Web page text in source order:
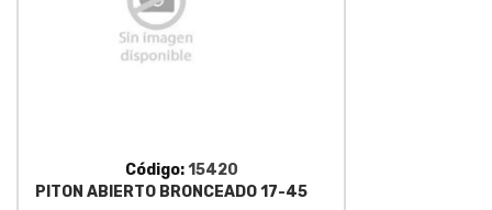
Código:15420
PITON ABIERTO BRONCEADO 17-45